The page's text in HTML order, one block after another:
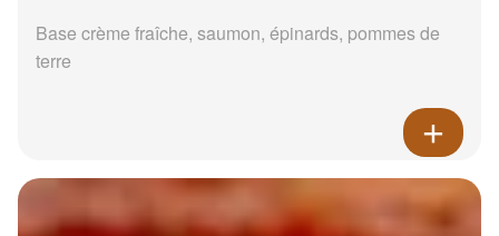
Base crème fraîche, saumon, épinards, pommes de
terre